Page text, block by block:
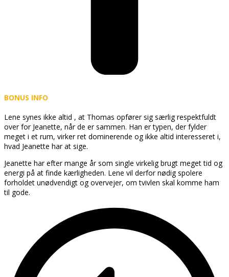
BONUS INFO
Lene synes ikke altid , at Thomas opfører sig særlig respektfuldt
over for Jeanette, når de er sammen. Han er typen, der fylder
meget i et rum, virker ret dominerende og ikke altid interesseret i,
hvad Jeanette har at sige.
Jeanette har efter mange år som single virkelig brugt meget tid og
energi på at finde kærligheden. Lene vil derfor nødig spolere
forholdet unødvendigt og overvejer, om tvivlen skal komme ham
til gode.